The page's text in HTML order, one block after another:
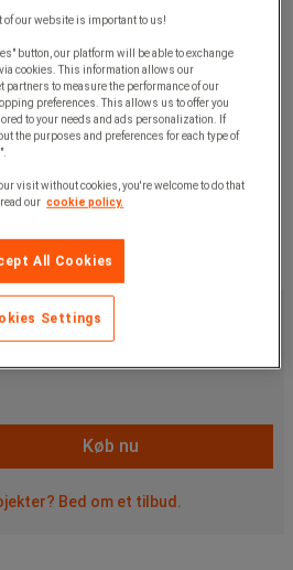
moms
Køb nu
Bed om et tilbud.
our website is important to us!
button, our platform will be able to exchange
cookies. This information allows our
partners to measure the performance of our
preferences. This allows us to offer you
to your needs and ads personalization. If
the purposes and preferences for each type of
visit without cookies, you're welcome to do that
our cookie policy.
All Cookies
Settings